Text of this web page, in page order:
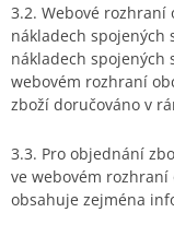
3.2. Webové
nákladech spojených
nákladech spojených
webovém rozhraní
zboží doručováno v
3.3. Pro objednání
ve webovém
obsahuje zejména